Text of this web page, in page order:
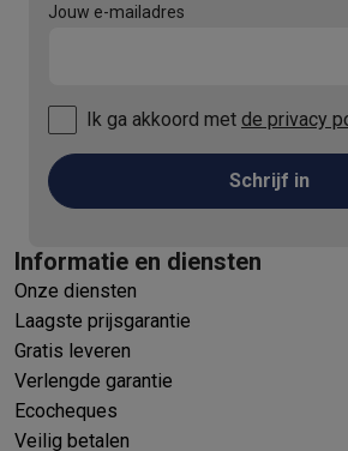
Jouw e-mailadres
Ik ga akkoord met de privacy
Schrijf in
Informatie en diensten
Onze diensten
Laagste prijsgarantie
Gratis leveren
Verlengde garantie
Ecocheques
Veilig betalen